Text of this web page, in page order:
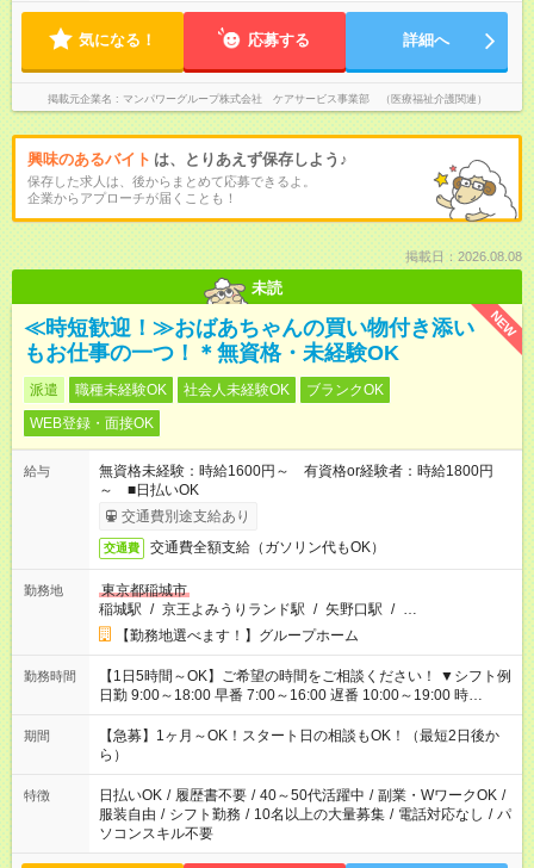
気になる！ 応募する 詳細へ
掲載元企業名 マンパワーグループ株式会社 ケアサービス事業部 （医療福祉介護関連）
興味のあるバイト は、とりあえず保存しよう♪
保存した求人は、後からまとめて応募できるよ。
企業からアプローチが届くことも！
掲載日：2026.08.08
未読
NEW
≪時短歓迎！≫おばあちゃんの買い物付き添い
もお仕事の一つ！＊無資格・未経験OK
派遣 職種未経験OK 社会人未経験OK
ブランクOK
WEB登録・面接OK
給与
無資格未経験：時給1600円～ 有資格or経験者：時給1800円
～ ■日払いOK
交通費別途支給あり
交通費 交通費全額支給（ガソリン代もOK）
勤務地
東京都稲城市
稲城駅 / 京王よみうりランド駅 / 矢野口駅 / …
【勤務地選べます！】グループホーム
勤務時間
【1日5時間～OK】ご希望の時間をご相談ください！ ▼シフト例
日勤 9:00～18:00 早番 7:00～16:00 遅番 10:00～19:00 時
短 10:00～15:00 上記はあくまで一例です。 「夕方までには帰宅
しておきたい」 「朝はゆっくりのスタートがいい」 「お昼の時
間を有効に使いたい」 など、ご希望があれば教えてください
ね。
期間
【急募】1ヶ月～OK！スタート日の相談もOK！（最短2日後か
ら）
特徴 日払いOK / 履歴書不要 / 40～50代活躍中 / 副業・WワークOK /
服装自由 / シフト勤務 / 10名以上の大量募集 / 電話対応なし / パ
ソコンスキル不要